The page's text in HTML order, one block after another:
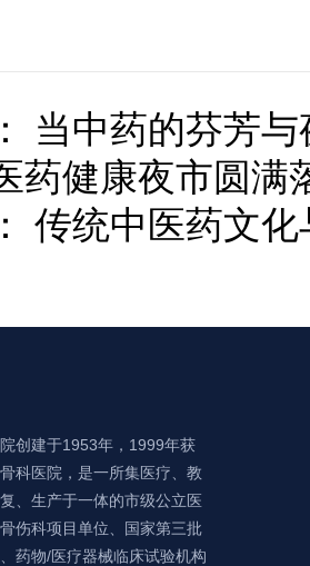
当中药的芬芳
药健康夜市圆满
传统中医药文化
创建于1953年，1999年获
科医院，是一所集医疗、教
、生产于一体的市级公立医
伤科项目单位、国家第三批
药物/医疗器械临床试验机构